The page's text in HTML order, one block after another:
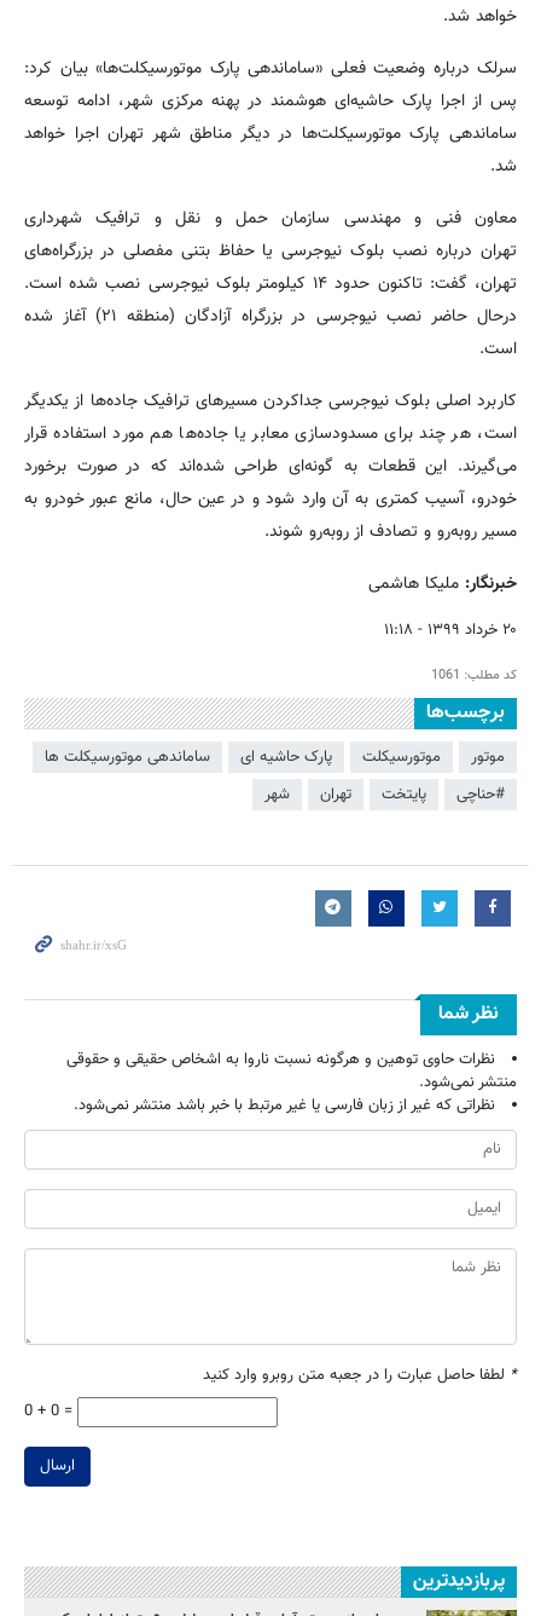
خواهد شد.
سرلک درباره وضعیت فعلی «ساماندهی پارک موتورسیکلت‌ها» بیان کرد:
پس از اجرا پارک حاشیه‌ای هوشمند در پهنه مرکزی شهر، ادامه توسعه
ساماندهی پارک موتورسیکلت‌ها در دیگر مناطق شهر تهران اجرا خواهد
شد.
معاون فنی و مهندسی سازمان حمل و نقل و ترافیک شهرداری
تهران درباره نصب بلوک نیوجرسی یا حفاظ بتنی مفصلی در بزرگراه‌های
تهران، گفت: تاکنون حدود ۱۴ کیلومتر بلوک نیوجرسی نصب شده است.
درحال حاضر نصب نیوجرسی در بزرگراه آزادگان (منطقه ۲۱) آغاز شده
است.
کاربرد اصلی بلوک نیوجرسی جداکردن مسیرهای ترافیک جاده‌ها از یکدیگر
است، هر چند برای مسدودسازی معابر یا جاده‌ها هم مورد استفاده قرار
می‌گیرند. این قطعات به گونه‌ای طراحی شده‌اند که در صورت برخورد
خودرو، آسیب کمتری به آن وارد شود و در عین حال، مانع عبور خودرو به
مسیر روبه‌رو و تصادف از روبه‌رو شوند.
خبرنگار: ملیکا هاشمی
۲۰ خرداد ۱۳۹۹ - ۱۱:۱۸
کد مطلب: 1061
برچسب‌ها
موتور موتورسیکلت پارک حاشیه ای
ساماندهی موتورسیکلت ها
#حناچی
پایتخت تهران شهر
نظر شما
نظرات حاوی توهین و هرگونه نسبت ناروا به اشخاص حقیقی و حقوقی
منتشر نمی‌شود.
نظراتی که غیر از زبان فارسی یا غیر مرتبط با خبر باشد منتشر نمی‌شود.
* لطفا حاصل عبارت را در جعبه متن روبرو وارد کنید
0 + 0 =
ارسال
پربازدیدترین